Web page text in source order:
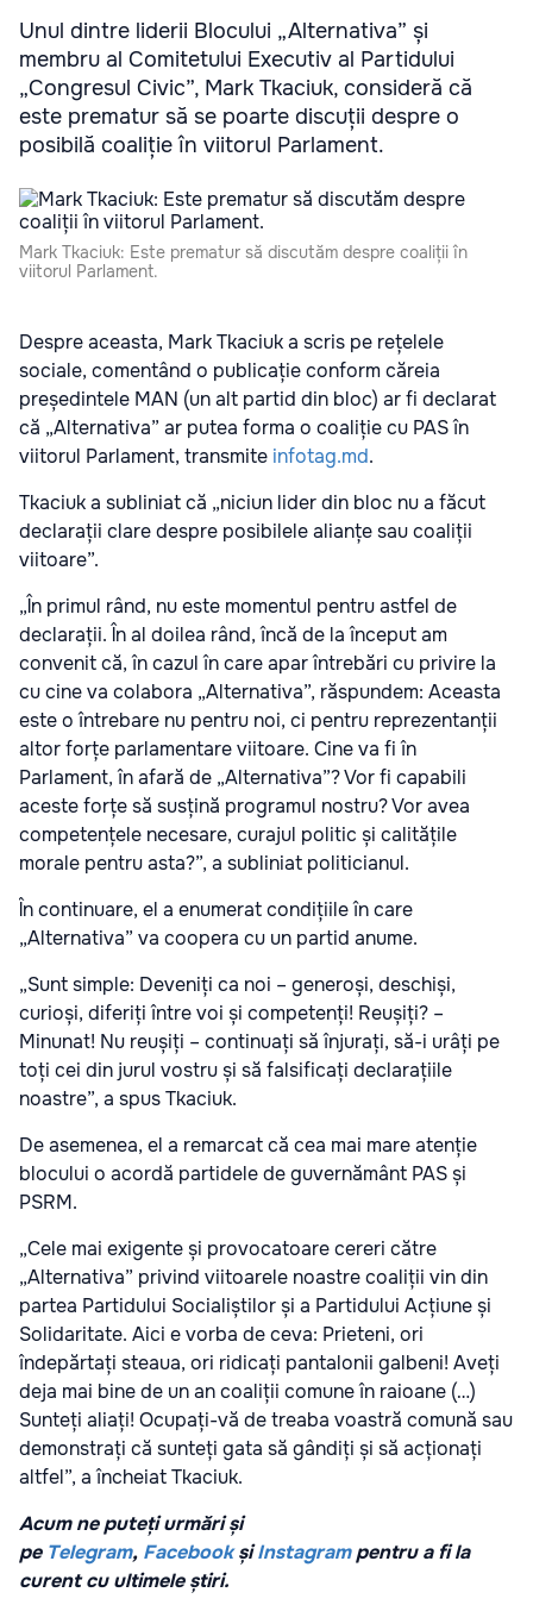
Unul dintre liderii Blocului „Alternativa” și
membru al Comitetului Executiv al Partidului
„Congresul Civic”, Mark Tkaciuk, consideră că
este prematur să se poarte discuții despre o
posibilă coaliție în viitorul Parlament.
Mark Tkaciuk: Este prematur să discutăm despre coaliții în
viitorul Parlament.
Despre aceasta, Mark Tkaciuk a scris pe rețelele
sociale, comentând o publicație conform căreia
președintele MAN (un alt partid din bloc) ar fi declarat
că „Alternativa” ar putea forma o coaliție cu PAS în
viitorul Parlament, transmite infotag.md.
Tkaciuk a subliniat că „niciun lider din bloc nu a făcut
declarații clare despre posibilele alianțe sau coaliții
viitoare”.
„În primul rând, nu este momentul pentru astfel de
declarații. În al doilea rând, încă de la început am
convenit că, în cazul în care apar întrebări cu privire la
cu cine va colabora „Alternativa”, răspundem: Aceasta
este o întrebare nu pentru noi, ci pentru reprezentanții
altor forțe parlamentare viitoare. Cine va fi în
Parlament, în afară de „Alternativa”? Vor fi capabili
aceste forțe să susțină programul nostru? Vor avea
competențele necesare, curajul politic și calitățile
morale pentru asta?”, a subliniat politicianul.
În continuare, el a enumerat condițiile în care
„Alternativa” va coopera cu un partid anume.
„Sunt simple: Deveniți ca noi – generoși, deschiși,
curioși, diferiți între voi și competenți! Reușiți? –
Minunat! Nu reușiți – continuați să înjurați, să-i urâți pe
toți cei din jurul vostru și să falsificați declarațiile
noastre”, a spus Tkaciuk.
De asemenea, el a remarcat că cea mai mare atenție
blocului o acordă partidele de guvernământ PAS și
PSRM.
„Cele mai exigente și provocatoare cereri către
„Alternativa” privind viitoarele noastre coaliții vin din
partea Partidului Socialiștilor și a Partidului Acțiune și
Solidaritate. Aici e vorba de ceva: Prieteni, ori
îndepărtați steaua, ori ridicați pantalonii galbeni! Aveți
deja mai bine de un an coaliții comune în raioane (…)
Sunteți aliați! Ocupați-vă de treaba voastră comună sau
demonstrați că sunteți gata să gândiți și să acționați
altfel”, a încheiat Tkaciuk.
Acum ne puteți urmări și
pe Telegram, Facebook șiInstagrampentru a fi la
curent cu ultimele știri.